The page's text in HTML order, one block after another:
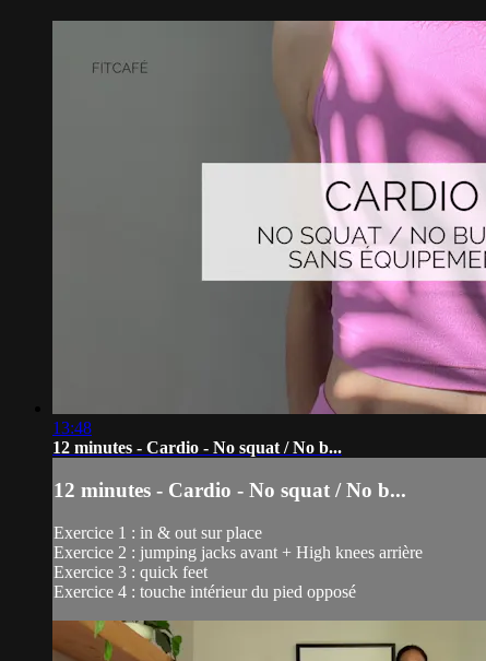
13:48
12 minutes - Cardio - No squat / No b...
12 minutes - Cardio - No squat / No b...
Exercice 1 : in & out sur place
Exercice 2 : jumping jacks avant + High knees arrière
Exercice 3 : quick feet
Exercice 4 : touche intérieur du pied opposé